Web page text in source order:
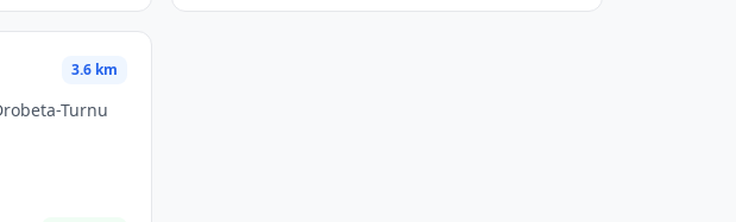
3.6 km